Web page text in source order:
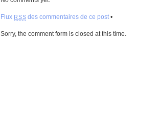
Flux RSS des commentaires de ce post•
Sorry, the comment form is closed at this time.